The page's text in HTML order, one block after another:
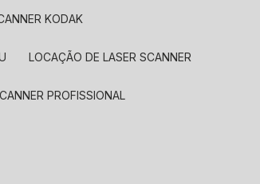
KODAK
LOCAÇÃO DE LASER SCANNER
PROFISSIONAL